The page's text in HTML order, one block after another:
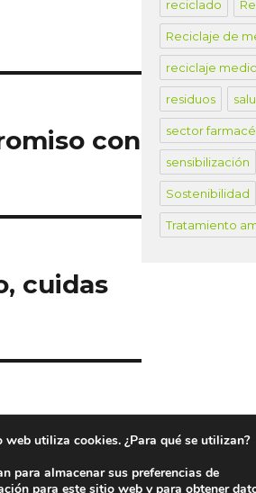
con
cuidas
reciclado
Reciclaje de
reciclaje
residuos
sector
sensibilización
Sostenibilidad
Tratamiento
Puntos SIGRE en España
web utiliza cookies. ¿Para qué se utilizan?
para almacenar sus preferencias de
para este sitio web y para obtener